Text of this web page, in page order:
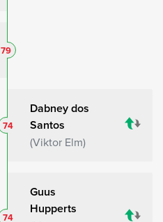
79
Dabney dos
Santos
Viktor Elm
74
Guus
Hupperts
74